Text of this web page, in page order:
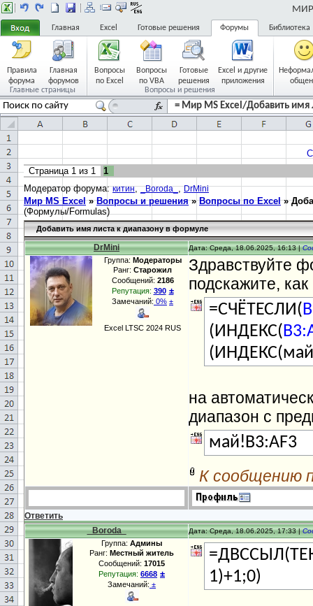
МИР
Главная Excel Готовые решения Форумы Библиотека
Правила
форума
Главная
форумов
Главные страницы
Вопросы
по Excel
Вопросы
по VBA
Готовые
решения
Excel и другие
приложения
Вопросы и решения
= Мир MS Excel/Добавить имя
Страница 1 из 1
1
Модератор форума:китин,_Boroda_,DrMini
Мир MS Excel » Вопросы и решения » Вопросы по Excel »
(Формулы/Formulas)
Добавить имя листа к диапазону в формуле
DrMini Дата: Среда, 18.06.2025, 16:13 |
Группа: Модераторы
Ранг: Старожил
Сообщений: 2186
Репутация: 390 ±
Замечаний: 0% ±
Excel LTSC 2024 RUS
Здравствуйте
подскажите,
=СЧЁТЕСЛИ(
(ИНДЕКС(
на
диапазон с
май!B3:AF3
К сообщению
Ответить
_Boroda_
Дата: Среда, 18.06.2025, 17:33 |
Группа: Админы
Ранг: Местный житель
Сообщений: 17015
Репутация: 6668 ±
Замечаний: ±
1)+1;0)